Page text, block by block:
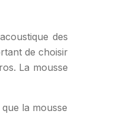
des
de choisir
La mousse
la mousse